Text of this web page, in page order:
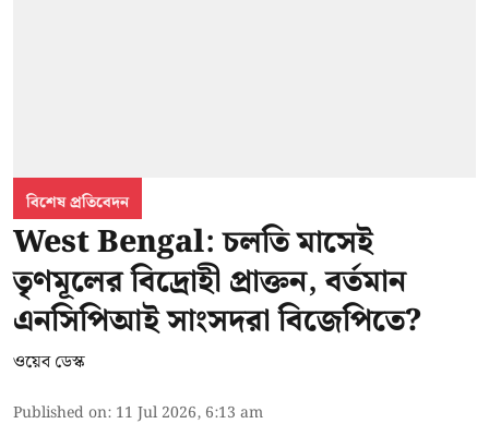
বিশেষ প্রতিবেদন
West Bengal: চলতি মাসেই
তৃণমূলের বিদ্রোহী প্রাক্তন, বর্তমান
এনসিপিআই সাংসদরা বিজেপিতে?
ওয়েব ডেস্ক
Published on: 11 Jul 2026, 6:13 am